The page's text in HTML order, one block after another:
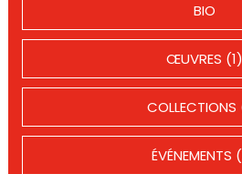
BIO
ŒUVRES (1)
ÉVÉNEMENTS